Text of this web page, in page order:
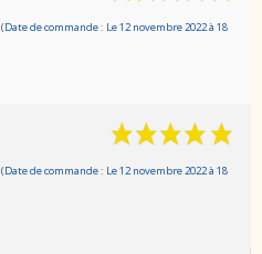
(Date de commande : Le 12 novembre 2022 à 18
(Date de commande : Le 12 novembre 2022 à 18